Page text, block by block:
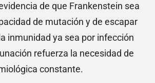
de que Frankenstein sea
de mutación y de escapar
inmunidad ya sea por infección
refuerza la necesidad de
constante.